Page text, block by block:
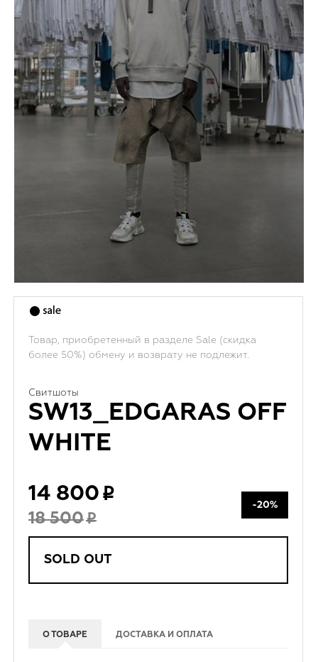
Товар, приобретенный в разделе Sale (скидка
более 50%) обмену и возврату не подлежит.
Свитшоты
SW13_EDGARAS OFF
WHITE
14 800
18 500
-20%
SOLD OUT
О ТОВАРЕ ДОСТАВКА И ОПЛАТА